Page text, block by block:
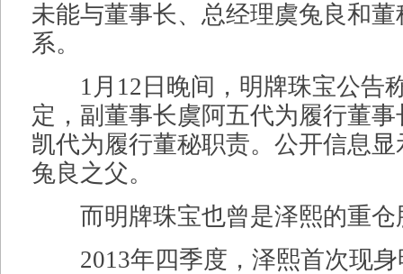
未能与董事长、总经理虞兔良和
系。
1月12日晚间，明牌珠宝公告
定，副董事长虞阿五代为履行董
凯代为履行董秘职责。公开信息
兔良之父。
而明牌珠宝也曾是泽熙的重仓
2013年四季度，泽熙首次现身